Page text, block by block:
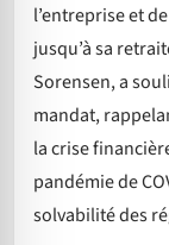
l’entreprise et
jusqu’à sa
Sorensen, a
mandat,
la crise
pandémie de
solvabilité des